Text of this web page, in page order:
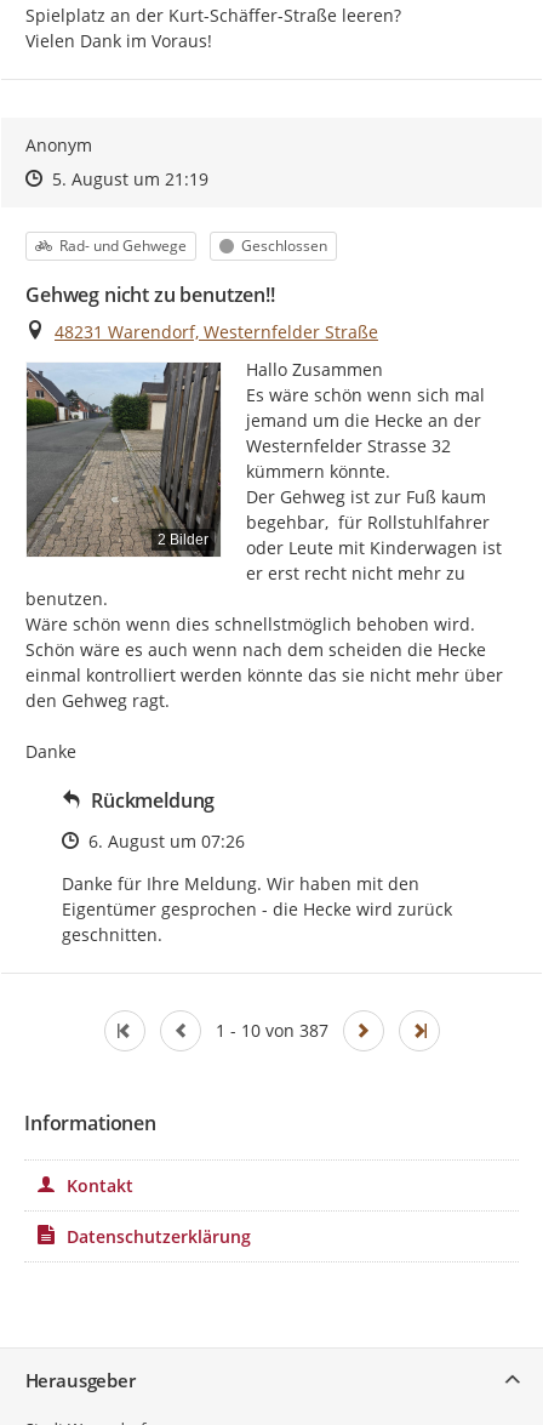
Spielplatz an der Kurt-Schäffer-Straße leeren?
Vielen Dank im Voraus!
Anonym
Zeitpunkt des Erstellens
Zeitpunkt des Erstellens
5. August um 21:19Zur Äußerung
Kategorie
Rad- und Gehwege Status
Geschlossen
Gehweg nicht zu benutzen!!
Ort
48231 Warendorf, Westernfelder Straße
2 Bilder
Hallo Zusammen
Es wäre schön wenn sich mal
jemand um die Hecke an der
Westernfelder Strasse 32
kümmern könnte.
Der Gehweg ist zur Fuß kaum
begehbar,  für Rollstuhlfahrer
oder Leute mit Kinderwagen ist
er erst recht nicht mehr zu
benutzen.
Wäre schön wenn dies schnellstmöglich behoben wird.
Schön wäre es auch wenn nach dem scheiden die Hecke
einmal kontrolliert werden könnte das sie nicht mehr über
den Gehweg ragt.
Danke
Rückmeldung
Zeitpunkt des Erstellens
6. August um 07:26
Danke für Ihre Meldung. Wir haben mit den
Eigentümer gesprochen - die Hecke wird zurück
geschnitten.
1 - 10 von 387
Informationen
Kontakt
Datenschutzerklärung
Herausgeber